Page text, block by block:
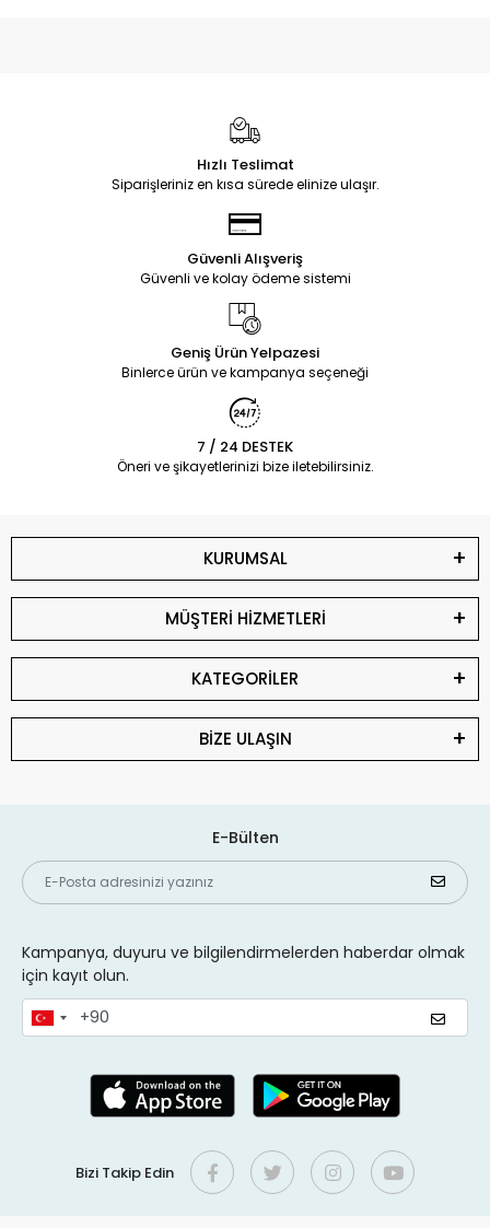
Hızlı Teslimat
Siparişleriniz en kısa sürede elinize ulaşır.
Güvenli Alışveriş
Güvenli ve kolay ödeme sistemi
Geniş Ürün Yelpazesi
Binlerce ürün ve kampanya seçeneği
7 / 24 DESTEK
Öneri ve şikayetlerinizi bize iletebilirsiniz.
KURUMSAL
MÜŞTERİ HİZMETLERİ
KATEGORİLER
BİZE ULAŞIN
E-Bülten
Kampanya, duyuru ve bilgilendirmelerden haberdar olmak
için kayıt olun.
Bizi Takip Edin